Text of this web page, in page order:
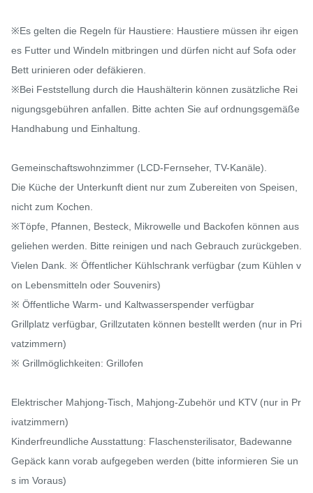
※Es gelten die Regeln für Haustiere: Haustiere müssen ihr eigen
es Futter und Windeln mitbringen und dürfen nicht auf Sofa oder
Bett urinieren oder defäkieren.
※Bei Feststellung durch die Haushälterin können zusätzliche Rei
nigungsgebühren anfallen. Bitte achten Sie auf ordnungsgemäße
Handhabung und Einhaltung.
Gemeinschaftswohnzimmer (LCD-Fernseher, TV-Kanäle).
Die Küche der Unterkunft dient nur zum Zubereiten von Speisen,
nicht zum Kochen.
※Töpfe, Pfannen, Besteck, Mikrowelle und Backofen können aus
geliehen werden. Bitte reinigen und nach Gebrauch zurückgeben.
Vielen Dank. ※ Öffentlicher Kühlschrank verfügbar (zum Kühlen v
on Lebensmitteln oder Souvenirs)
※ Öffentliche Warm- und Kaltwasserspender verfügbar
Grillplatz verfügbar, Grillzutaten können bestellt werden (nur in Pri
vatzimmern)
※ Grillmöglichkeiten: Grillofen
Elektrischer Mahjong-Tisch, Mahjong-Zubehör und KTV (nur in Pr
ivatzimmern)
Kinderfreundliche Ausstattung: Flaschensterilisator, Badewanne
Gepäck kann vorab aufgegeben werden (bitte informieren Sie un
s im Voraus)